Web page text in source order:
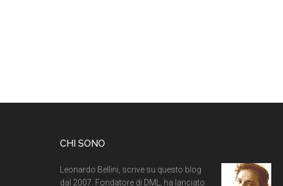
CHI SONO
Leonardo Bellini, scrive su questo blog
dal 2007. Fondatore di DML, ha lanciato